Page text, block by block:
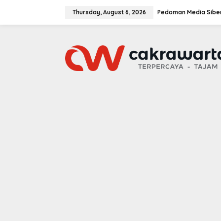
Thursday, August 6, 2026 Pedoman Media